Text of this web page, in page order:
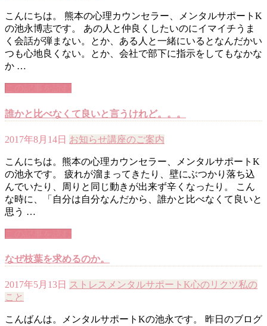
こんにちは。 熊本の心理カウンセラー、メンタルサポートK
の池永博志です。 あの人と仲良くしたいのにイマイチうま
く会話が弾まない。とか、ある人と一緒にいるとなんだかい
つも心地良くない。とか、会社で部下に指示をしてもなかな
か …
誰かと比べなくて良いと言うけれど。。。
2017年8月14日 お知らせ講座のご案内
こんにちは。熊本の心理カウンセラー、メンタルサポートK
の池永です。 疲れが溜まってきたり、壁にぶつかり落ち込
んでいたり、周りと同じ動きが出来ず辛くなったり。 こん
な時に、「自分は自分なんだから、誰かと比べなくて良いと
思う …
なぜ枝葉を求めるのか。
2017年5月13日 ストレス メンタルサポートK心のリクツ私の
こと
こんばんは。メンタルサポートKの池永です。 昨日のブログ